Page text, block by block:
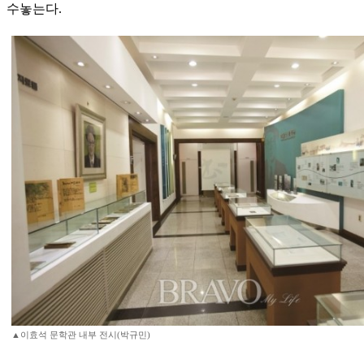
수놓는다.
▲이효석 문학관 내부 전시(박규민)